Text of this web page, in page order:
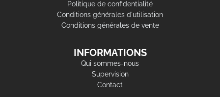
Politique de confidentialité
Conditions générales d'utilisation
Conditions générales de vente
INFORMATIONS
Qui sommes-nous
Supervision
Contact